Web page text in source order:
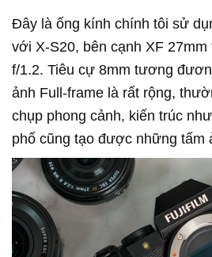
Đây là ống kính chính tôi sử
với X-S20, bên cạnh XF 27mm
f/1.2. Tiêu cự 8mm tương
ảnh Full-frame là rất rộng,
chụp phong cảnh, kiến trúc
phố cũng tạo được những tấm